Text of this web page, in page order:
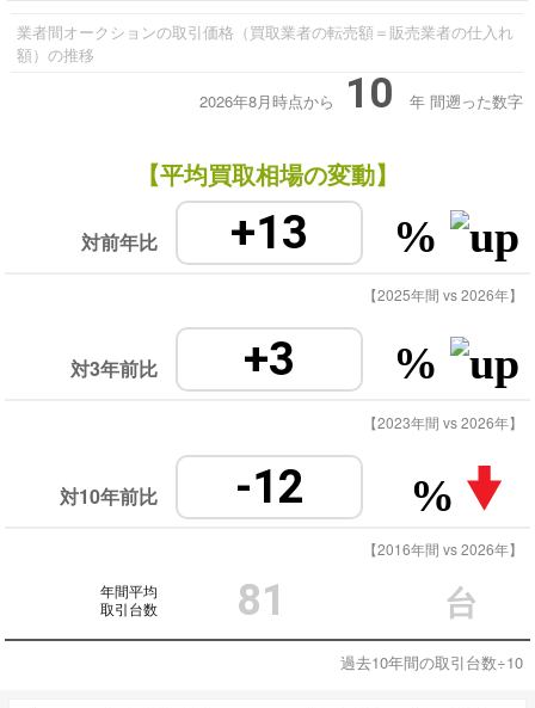
業者間オークションの取引価格（買取業者の転売額＝販売業者の仕入れ
額）の推移
2026年8月時点から 10 年 間遡った数字
【平均買取相場の変動】
対前年比 +13 %
【2025年間 vs 2026年】
対3年前比 +3 %
【2023年間 vs 2026年】
対10年前比 -12 %
【2016年間 vs 2026年】
年間平均
取引台数
81 台
過去10年間の取引台数÷10